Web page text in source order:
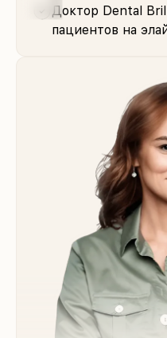
Доктор Dental
пациентов на